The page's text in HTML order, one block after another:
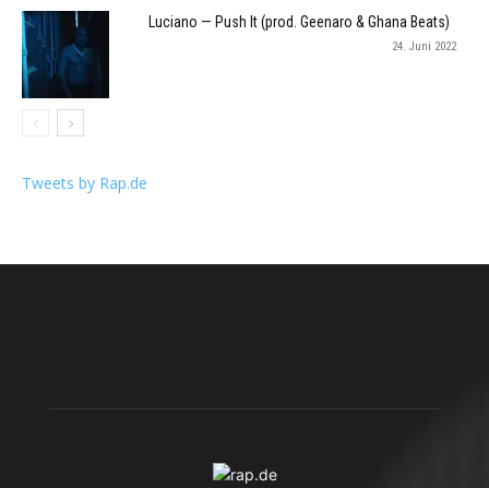
Luciano — Push It (prod. Geenaro & Ghana Beats)
24. Juni 2022
Tweets by Rap.de